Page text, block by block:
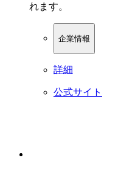
れます。
企業情報
詳細
公式サイト